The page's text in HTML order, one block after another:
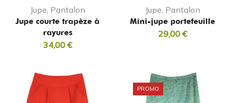
Jupe, Pantalon
Jupe courte trapèze à
rayures
34,00 €
Jupe, Pantalon
Mini-jupe portefeuille
29,00 €
PROMO